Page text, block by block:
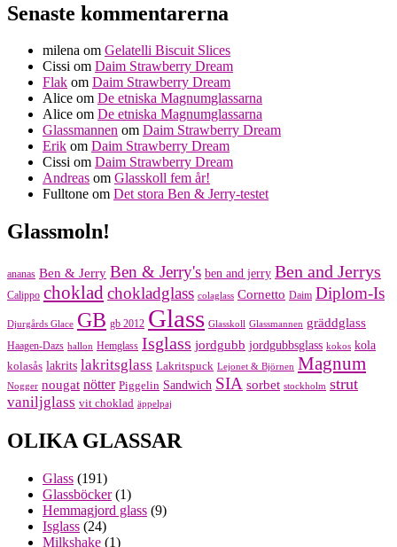
Senaste kommentarerna
milena om Gelatelli Biscuit Slices
Cissi om Daim Strawberry Dream
Flak om Daim Strawberry Dream
Alice om De etniska Magnumglassarna
Alice om De etniska Magnumglassarna
Glassmannen om Daim Strawberry Dream
Erik om Daim Strawberry Dream
Cissi om Daim Strawberry Dream
Andreas om Glasskoll fem år!
Fulltone om Det stora Ben & Jerry-testet
Glassmoln!
ananas Ben & Jerry Ben & Jerry's ben and jerry Ben and Jerrys
Calippo choklad chokladglass colaglass Cornetto Daim Diplom-Is
Djurgårds Glace GB gb 2012 Glass Glasskoll Glassmannen gräddglass
Haagen-Dazs hallon Hemglass Isglass jordgubb jordgubbsglass kokos kola
kolasås lakrits lakritsglass Lakritspuck Lejonet & Björnen Magnum
Nogger nougat nötter Piggelin Sandwich SIA sorbet stockholm strut
vaniljglass vit choklad äppelpaj
OLIKA GLASSAR
Glass (191)
Glassböcker(1)
Hemmagjord glass (9)
Isglass (24)
Milkshake (1)